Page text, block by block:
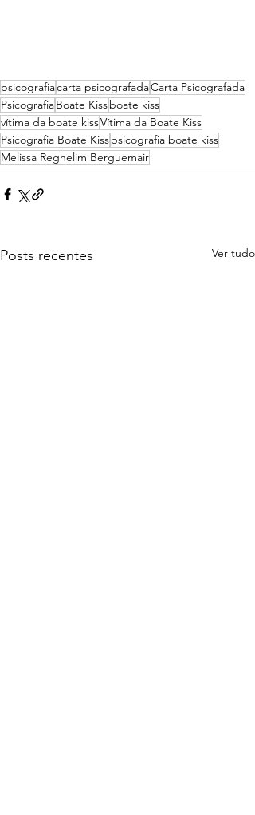
psicografiacarta psicografadaCarta Psicografada
PsicografiaBoate Kissboate kiss
vítima da boate kissVítima da Boate Kiss
Psicografia Boate Kisspsicografia boate kiss
Melissa Reghelim Berguemair
Posts recentes Ver tudo